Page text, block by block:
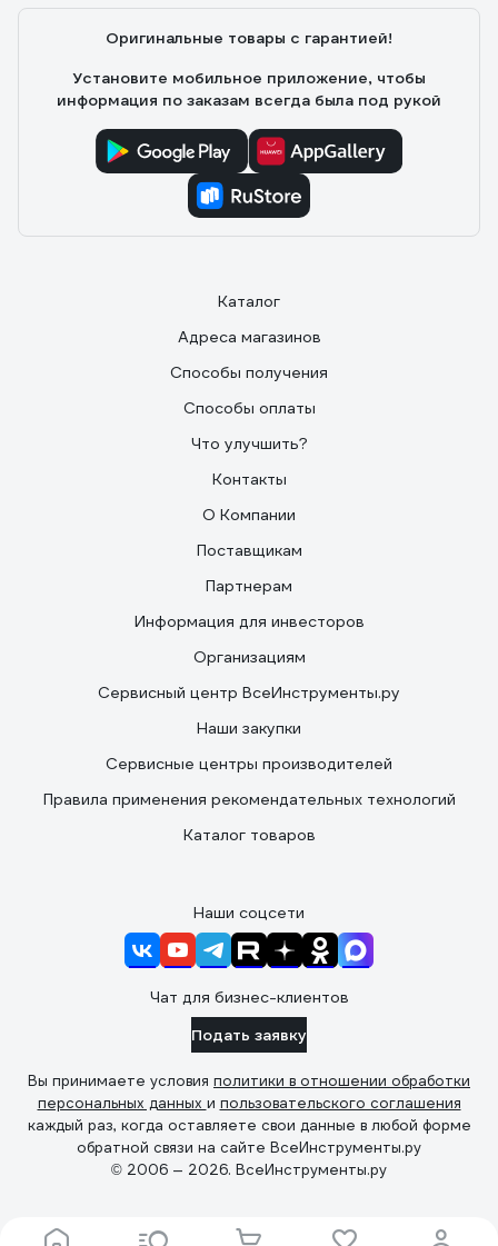
Оригинальные товары с гарантией!
Установите мобильное приложение, чтобы
информация по заказам всегда была под рукой
Каталог
Адреса магазинов
Способы получения
Способы оплаты
Что улучшить?
Контакты
О Компании
Поставщикам
Партнерам
Информация для инвесторов
Организациям
Сервисный центр ВсеИнструменты.ру
Наши закупки
Сервисные центры производителей
Правила применения рекомендательных технологий
Каталог товаров
Наши соцсети
Чат для бизнес-клиентов
Подать заявку
Вы принимаете условия политики в отношении обработки
персональных данных и пользовательского соглашения
каждый раз, когда оставляете свои данные в любой форме
обратной связи на сайте ВсеИнструменты.ру
© 2006 — 2026. ВсеИнструменты.ру